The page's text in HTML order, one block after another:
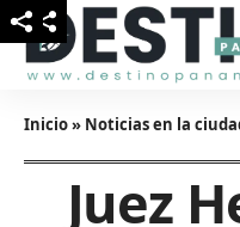
Inicio» Noticias en la
Juez